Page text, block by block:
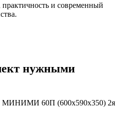
практичность и современный
нужными
МИНИМИ 60П (600x590x350) 2я